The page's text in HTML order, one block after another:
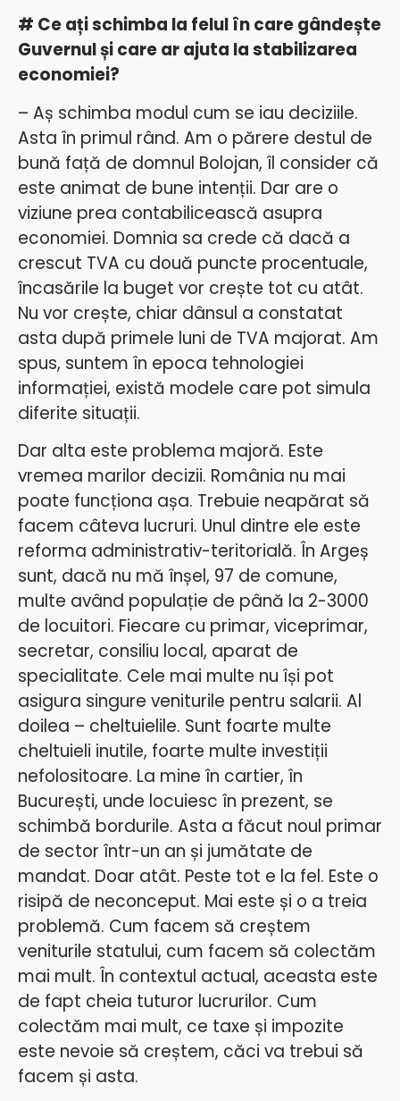
# Ce ați schimba la felul în care gândește
Guvernul și care ar ajuta la stabilizarea
economiei?
– Aș schimba modul cum se iau deciziile.
Asta în primul rând. Am o părere destul de
bună față de domnul Bolojan, îl consider că
este animat de bune intenții. Dar are o
viziune prea contabilicească asupra
economiei. Domnia sa crede că dacă a
crescut TVA cu două puncte procentuale,
încasările la buget vor crește tot cu atât.
Nu vor crește, chiar dânsul a constatat
asta după primele luni de TVA majorat. Am
spus, suntem în epoca tehnologiei
informației, există modele care pot simula
diferite situații.
Dar alta este problema majoră. Este
vremea marilor decizii. România nu mai
poate funcționa așa. Trebuie neapărat să
facem câteva lucruri. Unul dintre ele este
reforma administrativ-teritorială. În Argeș
sunt, dacă nu mă înșel, 97 de comune,
multe având populație de până la 2-3000
de locuitori. Fiecare cu primar, viceprimar,
secretar, consiliu local, aparat de
specialitate. Cele mai multe nu își pot
asigura singure veniturile pentru salarii. Al
doilea – cheltuielile. Sunt foarte multe
cheltuieli inutile, foarte multe investiții
nefolositoare. La mine în cartier, în
București, unde locuiesc în prezent, se
schimbă bordurile. Asta a făcut noul primar
de sector într-un an și jumătate de
mandat. Doar atât. Peste tot e la fel. Este o
risipă de neconceput. Mai este și o a treia
problemă. Cum facem să creștem
veniturile statului, cum facem să colectăm
mai mult. În contextul actual, aceasta este
de fapt cheia tuturor lucrurilor. Cum
colectăm mai mult, ce taxe și impozite
este nevoie să creștem, căci va trebui să
facem și asta.